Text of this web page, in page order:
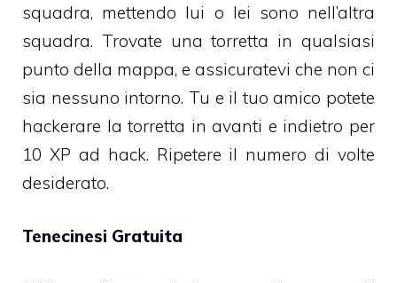
squadra, mettendo lui o lei sono nell’altra
squadra. Trovate una torretta in qualsiasi
punto della mappa, e assicuratevi che non ci
sia nessuno intorno. Tu e il tuo amico potete
hackerare la torretta in avanti e indietro per
10 XP ad hack. Ripetere il numero di volte
desiderato.
Tenecinesi Gratuita